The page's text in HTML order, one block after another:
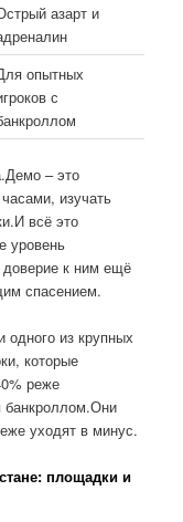
азарт и
опытных
с
– это
изучать
всё это
уровень
доверие к ним ещё
спасением.
одного из крупных
которые
реже
банкроллом.Они
уходят в минус.
площадки и